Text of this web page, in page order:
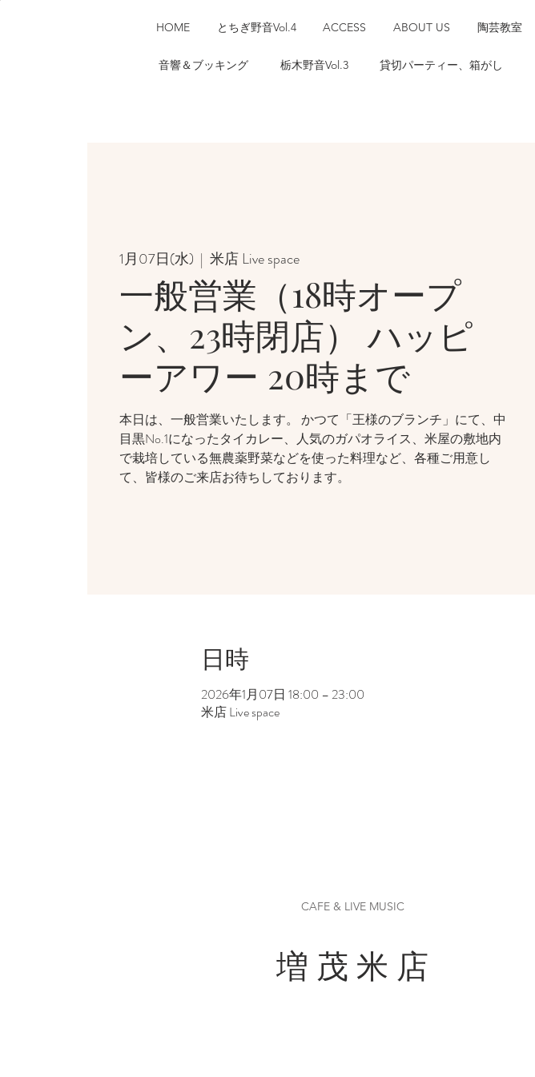
HOME とちぎ野音Vol.4 ACCESS ABOUT US 陶芸教室
音響＆ブッキング 栃木野音Vol.3 貸切パーティー、箱がし
1月07日(水)
  |
米店 Live space
一般営業（18時オープ
ン、23時閉店） ハッピ
ーアワー 20時まで
本日は、一般営業いたします。 かつて「王様のブランチ」にて、中
目黒No.1になったタイカレー、人気のガパオライス、米屋の敷地内
で栽培している無農薬野菜などを使った料理など、各種ご用意し
て、皆様のご来店お待ちしております。
日時
2026年1月07日 18:00 – 23:00
米店 Live space
CAFE & LIVE MUSIC
増 茂 米 店